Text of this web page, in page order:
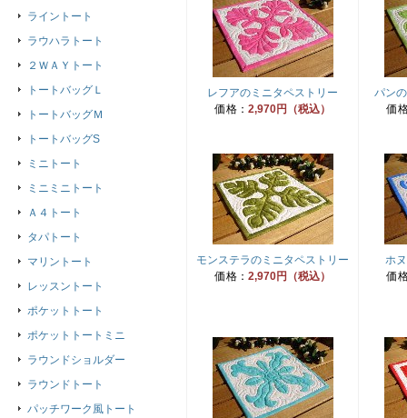
レフアのミニタペストリー
価格： 2,970円（税込）
パン
価
モンステラのミニタペストリー
価格： 2,970円（税込）
ホ
価
ライントート
ラウハラトート
２ＷＡＹトート
トートバッグＬ
トートバッグＭ
トートバッグS
ミニトート
ミニミニトート
Ａ４トート
タパトート
マリントート
レッスントート
ポケットトート
ポケットトートミニ
ラウンドショルダー
ラウンドトート
パッチワーク風トート